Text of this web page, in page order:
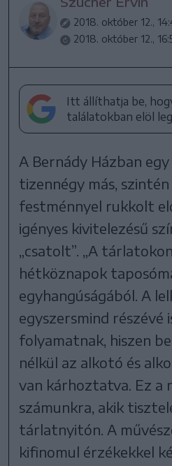
2018. október 12.,
2018. október 12.,
Itt állíthatja be,
találatokban elöl
A Bernády Házban
tizennégy más,
festménnyel rukkolt
igényes kivitelezésű
„csatolt”. „A
hétköznapok
egyhangúságából. A
egyszersmind részévé
folyamatnak, hiszen
nélkül az alkotó és
van kárhoztatva. Ez a
számunkra, akik
tárlatnyitón. A
kifinomul érzékekkel